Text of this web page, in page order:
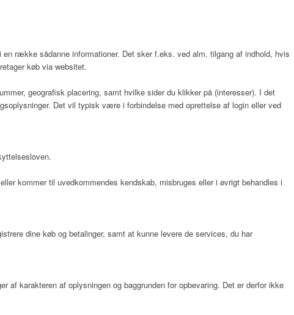
række sådanne informationer. Det sker f.eks. ved alm. tilgang af indhold, hvis
køb via websitet.
geografisk placering, samt hvilke sider du klikker på (interesser). I det
Det vil typisk være i forbindelse med oprettelse af login eller ved
kommer til uvedkommendes kendskab, misbruges eller i øvrigt behandles i
dine køb og betalinger, samt at kunne levere de services, du har
karakteren af oplysningen og baggrunden for opbevaring. Det er derfor ikke